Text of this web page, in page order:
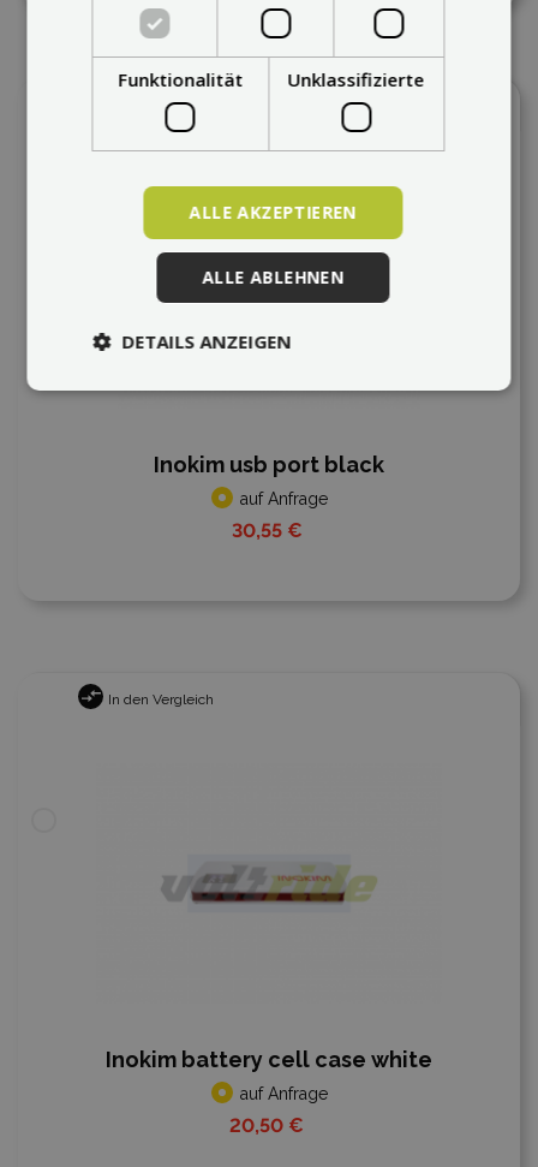
In den Vergleich
Inokim usb port black
auf Anfrage
30,55 €
In den Vergleich
Inokim battery cell case white
auf Anfrage
20,50 €
Funktionalität Unklassifizierte
ALLE AKZEPTIEREN
ALLE ABLEHNEN
DETAILS ANZEIGEN